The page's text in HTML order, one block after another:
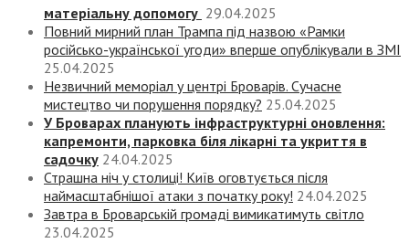
матеріальну допомогу 29.04.2025
Повний мирний план Трампа під назвою «‎Рамки
російсько-української угоди» вперше опублікували в ЗМІ
25.04.2025
Незвичний меморіал у центрі Броварів. Сучасне
мистецтво чи порушення порядку? 25.04.2025
У Броварах планують інфраструктурні оновлення:
капремонти, парковка біля лікарні та укриття в
садочку 24.04.2025
Страшна ніч у столиці! Київ оговтується після
наймасштабнішої атаки з початку року! 24.04.2025
Завтра в Броварській громаді вимикатимуть світло
23.04.2025